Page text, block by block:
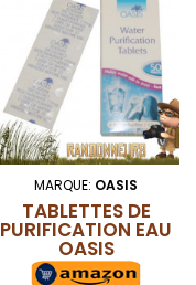
MARQUE: OASIS
TABLETTES DE
PURIFICATION EAU
OASIS